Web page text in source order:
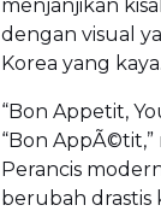
menjanjikan
dengan visual
Korea yang kaya.
“Bon Appetit,
“Bon
Perancis
berubah drastis